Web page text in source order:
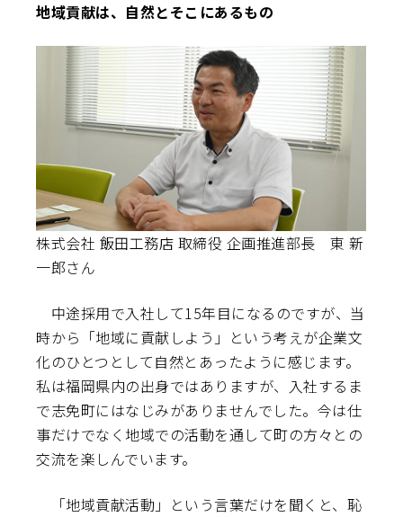
地域貢献は、自然とそこにあるもの
株式会社 飯田工務店 取締役 企画推進部長 東 新
一郎さん
中途採用で入社して15年目になるのですが、当
時から「地域に貢献しよう」という考えが企業文
化のひとつとして自然とあったように感じます。
私は福岡県内の出身ではありますが、入社するま
で志免町にはなじみがありませんでした。今は仕
事だけでなく地域での活動を通して町の方々との
交流を楽しんでいます。
「地域貢献活動」という言葉だけを聞くと、恥